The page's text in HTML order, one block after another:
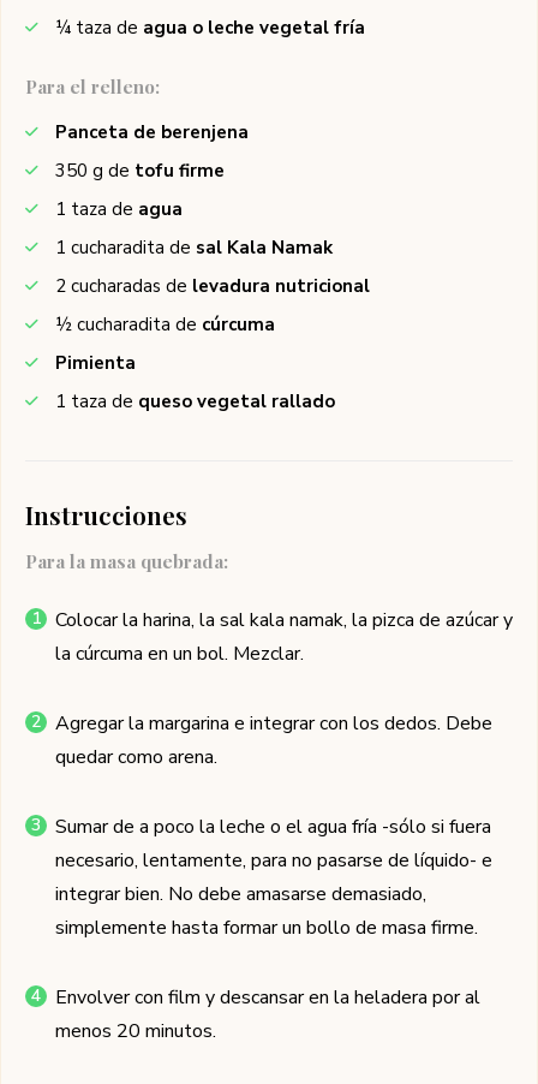
¼ taza de agua o leche vegetal fría
Para el relleno:
Panceta de berenjena
350 g de tofu firme
1 taza de agua
1 cucharadita de sal Kala Namak
2 cucharadas de levadura nutricional
½ cucharadita de cúrcuma
Pimienta
1 taza de queso vegetal rallado
Instrucciones
Para la masa quebrada:
Colocar la harina, la sal kala namak, la pizca de azúcar y
la cúrcuma en un bol. Mezclar.
Agregar la margarina e integrar con los dedos. Debe
quedar como arena.
Sumar de a poco la leche o el agua fría -sólo si fuera
necesario, lentamente, para no pasarse de líquido- e
integrar bien. No debe amasarse demasiado,
simplemente hasta formar un bollo de masa firme.
Envolver con film y descansar en la heladera por al
menos 20 minutos.